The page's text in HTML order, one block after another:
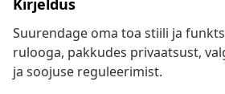
Kirjeldus
Suurendage oma toa stiili ja
rulooga, pakkudes privaatsust,
ja soojuse reguleerimist.